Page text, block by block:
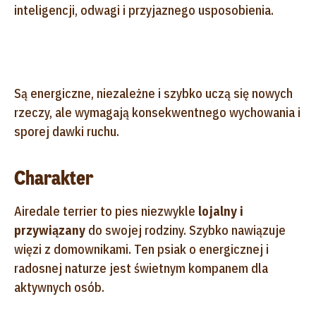
inteligencji, odwagi i przyjaznego usposobienia.
Są energiczne, niezależne i szybko uczą się nowych
rzeczy, ale wymagają konsekwentnego wychowania i
sporej dawki ruchu.
Charakter
Airedale terrier to pies niezwykle lojalny i
przywiązany do swojej rodziny. Szybko nawiązuje
więzi z domownikami. Ten psiak o energicznej i
radosnej naturze jest świetnym kompanem dla
aktywnych osób.